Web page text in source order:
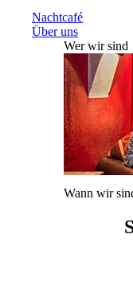
Nachtcafé
Über uns
Wer wir sind
Wann wir